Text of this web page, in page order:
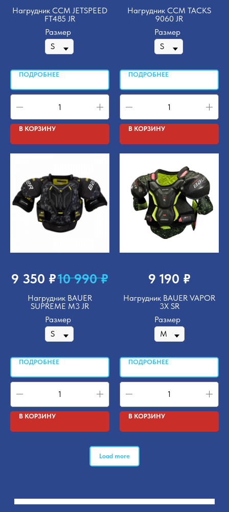
Нагрудник CCM JETSPEED
FT485 JR
Размер
ПОДРОБНЕЕ
В КОРЗИНУ
Нагрудник CCM TACKS
9060 JR
Размер
ПОДРОБНЕЕ
В КОРЗИНУ
9 350 ₽10 990 ₽
Нагрудник BAUER
SUPREME M3 JR
Размер
ПОДРОБНЕЕ
В КОРЗИНУ
9 190 ₽
Нагрудник BAUER VAPOR
3X SR
Размер
ПОДРОБНЕЕ
В КОРЗИНУ
Load more